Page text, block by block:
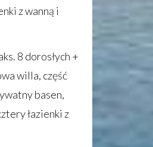
z wanną i
8 dorosłych +
willa, część
basen,
łazienki z